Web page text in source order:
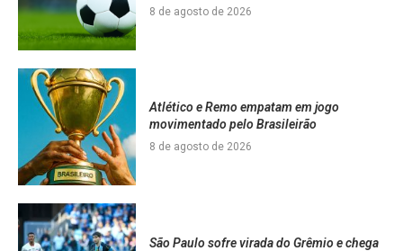
8 de agosto de 2026
Atlético e Remo empatam em jogo
movimentado pelo Brasileirão
8 de agosto de 2026
São Paulo sofre virada do Grêmio e chega